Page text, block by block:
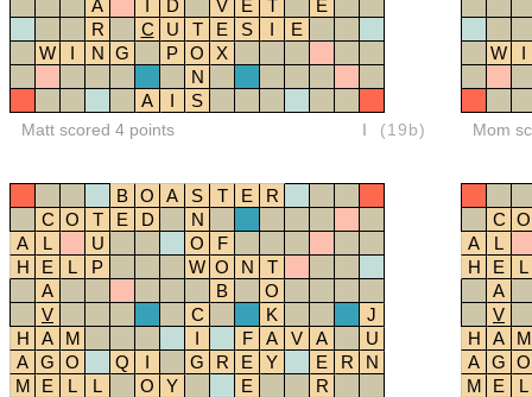
A
I D V E T
E
R
C U T E S I
E
W
I N G P O
X
N
A
I S
Matt scored 4 points I (19b)
W I
Mom
B O A S T E
R
C O T E D
N
A
L U O
F
H
E L P W O N
T
A
B
O
V
C K
J
H
A M I F A V A
U
A G O Q I G R E Y E R
N
M
E L L O Y E
R
C O
A
L
H
E
L
A
V
H
A
M
A G O
M
E
L